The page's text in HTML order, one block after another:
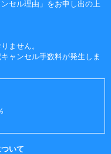
セル理由」をお申し出の上
ません。
ャンセル手数料が発生しま
いて